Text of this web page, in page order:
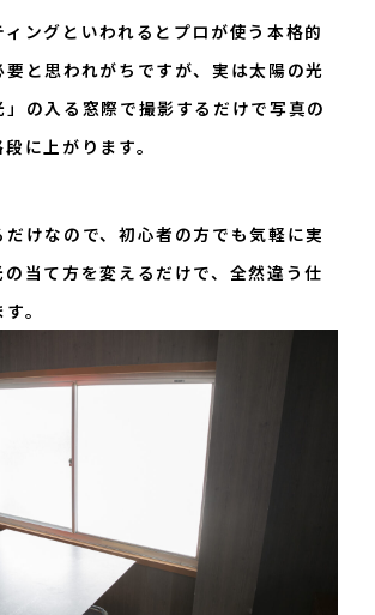
ングといわれるとプロが使う本格的
と思われがちですが、実は太陽の光
の入る窓際で撮影するだけで写真の
に上がります。
けなので、初心者の方でも気軽に実
当て方を変えるだけで、全然違う仕
。